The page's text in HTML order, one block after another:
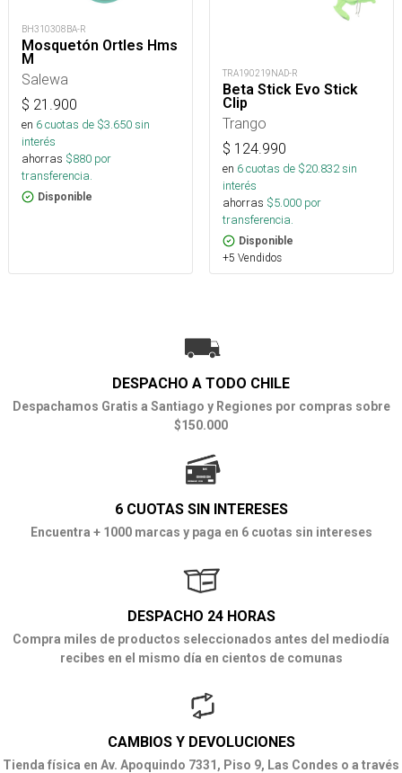
BH310308BA-R
Mosquetón Ortles Hms
M
Salewa
$ 21.900
en 6cuotas de $3.650sin
interés
ahorras $880 por
transferencia.
Disponible
TRA190219NAD-R
Beta Stick Evo Stick
Clip
Trango
$ 124.990
en 6cuotas de $20.832sin
interés
ahorras $5.000 por
transferencia.
Disponible
+5 Vendidos
DESPACHO A TODO CHILE
Despachamos Gratis a Santiago y Regiones por compras sobre
$150.000
6 CUOTAS SIN INTERESES
Encuentra + 1000 marcas y paga en 6 cuotas sin intereses
DESPACHO 24 HORAS
Compra miles de productos seleccionados antes del mediodía
recibes en el mismo día en cientos de comunas
CAMBIOS Y DEVOLUCIONES
Tienda física en Av. Apoquindo 7331, Piso 9, Las Condes o a través